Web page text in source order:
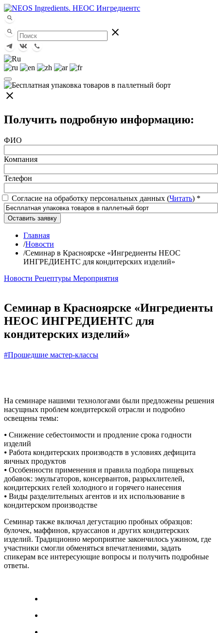
close
close
Получить подробную информацию:
ФИО
Компания
Телефон
Согласие на обработку персональных данных (Читать) *
Оставить заявку
Главная
/Новости
/Семинар в Красноярске «Ингредиенты НЕОС
ИНГРЕДИЕНТС для кондитерских изделий»
Новости Рецептуры Мероприятия
Семинар в Красноярске «Ингредиенты
НЕОС ИНГРЕДИЕНТС для
кондитерских изделий»
#Прошедшие мастер-классы
На семинаре нашими технологами были предложены решения
насущных проблем кондитерской отрасли и подробно
освещены темы:
⦁ Снижение себестоимости и продление срока годности
изделий
⦁ Работа кондитерских производств в условиях дефицита
яичных продуктов
⦁ Особенности применения и правила подбора пищевых
добавок: эмульгаторов, консервантов, разрыхлителей,
кондитерских гелей холодного и горячего нанесения
⦁ Виды разделительных агентов и их использование в
кондитерском производстве
Семинар также включал дегустацию пробных образцов:
булочек, маффинов, круассанов и других кондитерских
изделий. Традиционно мероприятие закончилось ужином, где
участники смогли обменяться впечатлениями, задать
спикерам все интересующие вопросы и получить подробные
ответы.